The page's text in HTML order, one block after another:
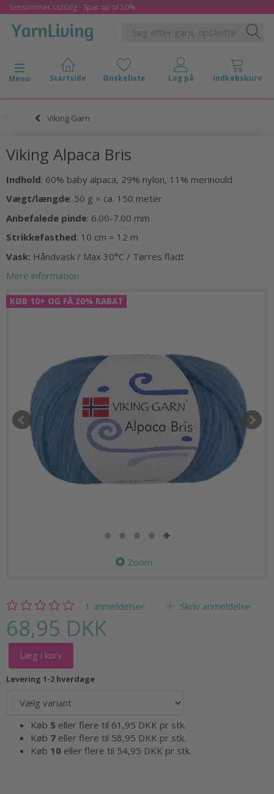
Sensommer Udsalg - Spar op til 50%
Skifte navigation
Menu
Viking Garn
Viking Alpaca Bris
Indhold: 60% baby alpaca, 29% nylon, 11% merinould
Vægt/længde: 50 g = ca. 150 meter
Anbefalede pinde: 6.00-7.00 mm
Strikkefasthed: 10 cm = 12 m
Vask: Håndvask / Max 30°C / Tørres fladt
Mere information
KØB 10+ OG FÅ 20% RABAT
Zoom
1 anmeldelser Skriv anmeldelse
68,95 DKK
Læg i kurv
Levering 1-2 hverdage
Køb 5 eller flere til 61,95 DKK pr stk.
Køb 7 eller flere til 58,95 DKK pr stk.
Køb 10 eller flere til 54,95 DKK pr stk.